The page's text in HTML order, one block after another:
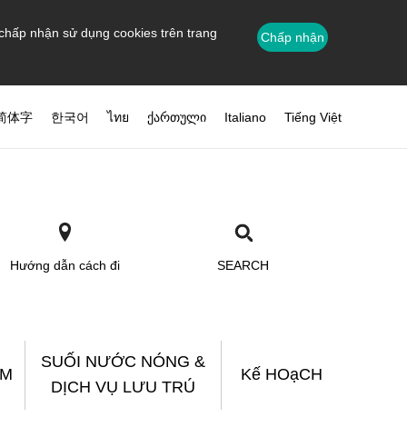
nhận sử dụng cookies trên trang
Chấp nhận
体字 한국어 ไทย ქართული Italiano Tiếng Việt
Hướng dẫn cách đi SEARCH
SUỐI NƯỚC NÓNG &
DỊCH VỤ LƯU TRÚ
Kế HOạCH